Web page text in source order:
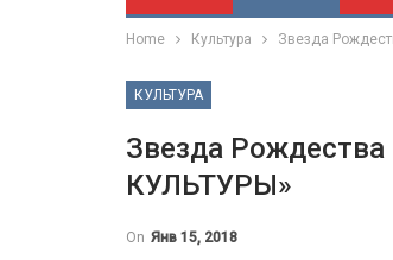
Home Культура Звезда
КУЛЬТУРА
Звезда
КУЛЬТУРЫ»
On Янв 15, 2018